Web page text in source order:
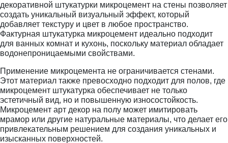
декоративной штукатурки микроцемент на стены позволяет
создать уникальный визуальный эффект, который
добавляет текстуру и цвет в любое пространство.
Фактурная штукатурка микроцемент идеально подходит
для ванных комнат и кухонь, поскольку материал обладает
водонепроницаемыми свойствами.
Применение микроцемента не ограничивается стенами.
Этот материал также превосходно подходит для полов, где
микроцемент штукатурка обеспечивает не только
эстетичный вид, но и повышенную износостойкость.
Микроцемент арт декор на полу может имитировать
мрамор или другие натуральные материалы, что делает его
привлекательным решением для создания уникальных и
изысканных поверхностей.